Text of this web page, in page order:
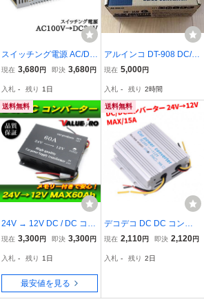
スイッチング電源 AC/DC
コンバーター 入力AC100
60W 直流安定化電源 変換
器 変圧器 配線付 放熱フ
ァン付 送料無料
現在 3,680円 即決 3,680円
入札 - 残り 1日
アルインコ DT-908 DC/D
C コンバータ
現在 5,000円
入札 - 残り 2時間
送料無料
24V → 12V DC / DC コン
バーター Max 60A / 配線
バックアップ トラック 変
圧器
現在 3,300円 即決 3,300円
入札 - 残り 1日
最安値を見る
送料無料
デコデコ DC DC コンバ
ーター 24V → 12V 電圧変
却ファン付き 変圧器 トラ
現在 2,110円 即決 2,120円
入札 - 残り 2日